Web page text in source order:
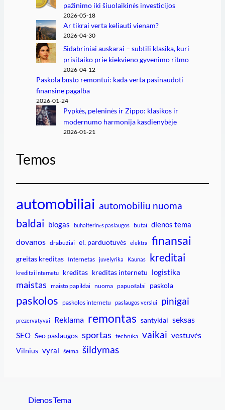
pažinimo iki šiuolaikinės investicijos
2026-05-18
Ar tikrai verta keliauti vienam?
2026-04-30
Sidabriniai auskarai – subtili klasika, kuri
prisitaiko prie kiekvieno gyvenimo ritmo
2026-04-12
Paskola būsto remontui: kada verta pasinaudoti
finansine pagalba
2026-01-24
Pypkės, peleninės ir Zippo: klasikos ir
modernumo harmonija kasdienybėje
2026-01-21
Temos
automobiliai automobiliu nuoma
baldai blogas buhalterinės paslaugos butai dienos tema
dovanos drabužiai el. parduotuvės elektra finansai
greitas kreditas Internetas juvelyrika Kaunas kreditai
kreditai internetu kreditas kreditas internetu logistika
maistas maisto papildai nuoma papuošalai paskola
paskolos paskolos internetu paslaugos verslui pinigai
prezervatyvai Reklama remontas santykiai seksas
SEO Seo paslaugos sportas technika vaikai vestuvės
Vilnius vyrai šeima šildymas
Dienos Tema